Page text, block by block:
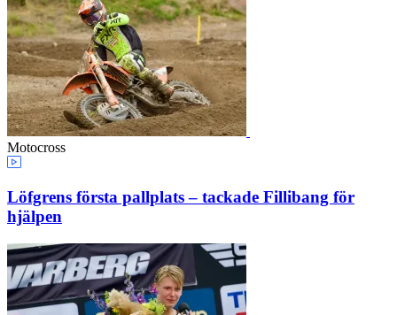
Motocross
Löfgrens första pallplats – tackade Fillibang för
hjälpen